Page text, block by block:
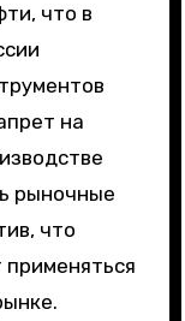
что в
на
рыночные
что
применяться